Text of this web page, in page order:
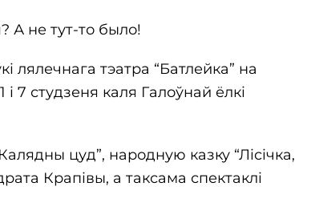
А не тут-то было!
лялечнага тэатра “Батлейка” на
7 студзеня каля Галоўнай ёлкі
цуд”, народную казку “Лісічка,
Крапівы, а таксама спектаклі